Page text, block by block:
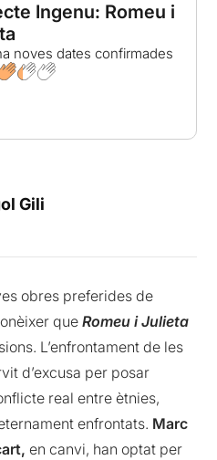
Ingenu: Romeu i
noves dates confirmades
Gili
obres preferides de
que Romeu i Julieta
L’enfrontament de les
d’excusa per posar
real entre ètnies,
enfrontats. Marc
en canvi, han optat per